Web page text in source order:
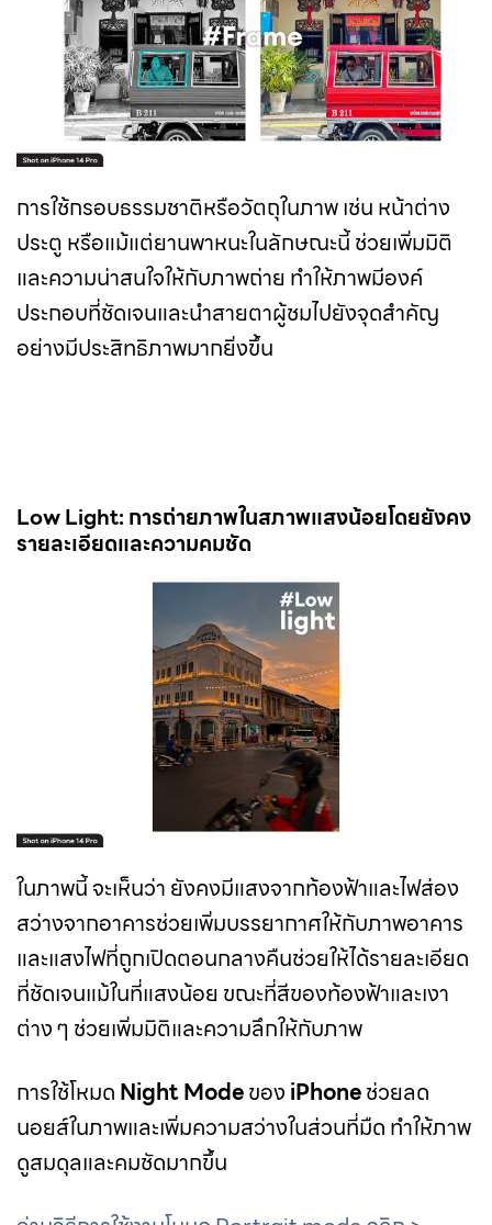
การใช้กรอบธรรมชาติหรือวัตถุในภาพ เช่น หน้าต่าง
ประตู หรือแม้แต่ยานพาหนะในลักษณะนี้ ช่วยเพิ่มมิติ
และความน่าสนใจให้กับภาพถ่าย ทำให้ภาพมีองค์
ประกอบที่ชัดเจนและนำสายตาผู้ชมไปยังจุดสำคัญ
อย่างมีประสิทธิภาพมากยิ่งขึ้น
Low Light: การถ่ายภาพในสภาพแสงน้อยโดยยังคง
รายละเอียดและความคมชัด
ในภาพนี้ จะเห็นว่า ยังคงมีแสงจากท้องฟ้าและไฟส่อง
สว่างจากอาคารช่วยเพิ่มบรรยากาศให้กับภาพอาคาร
และแสงไฟที่ถูกเปิดตอนกลางคืนช่วยให้ได้รายละเอียด
ที่ชัดเจนแม้ในที่แสงน้อย ขณะที่สีของท้องฟ้าและเงา
ต่าง ๆ ช่วยเพิ่มมิติและความลึกให้กับภาพ
การใช้โหมดNight ModeของiPhoneช่วยลด
นอยส์ในภาพและเพิ่มความสว่างในส่วนที่มืด ทำให้ภาพ
ดูสมดุลและคมชัดมากขึ้น